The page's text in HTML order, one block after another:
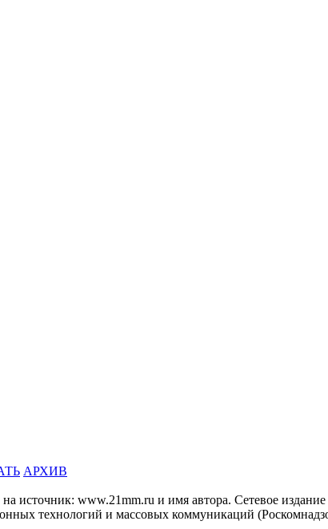
АРХИВ
на источник: www.21mm.ru и имя автора. Сетевое
технологий и массовых коммуникаций